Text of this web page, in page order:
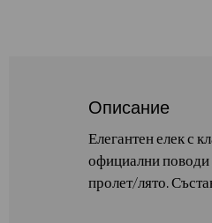
Описание
Елегантен елек с
официални поводи
пролет/лято.